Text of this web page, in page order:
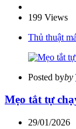
199 Views
Thủ thuật
Posted byby
Mẹo tắt tự
29/01/2026